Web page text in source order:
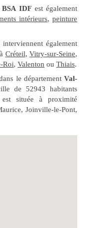
BSA IDFest également
intérieurs, peinture
également
Créteil,Vitry-sur-Seine,
Roi, Valenton ou Thiais.
le départementVal-
de 52943 habitants
située à proximité
Joinville-le-Pont,